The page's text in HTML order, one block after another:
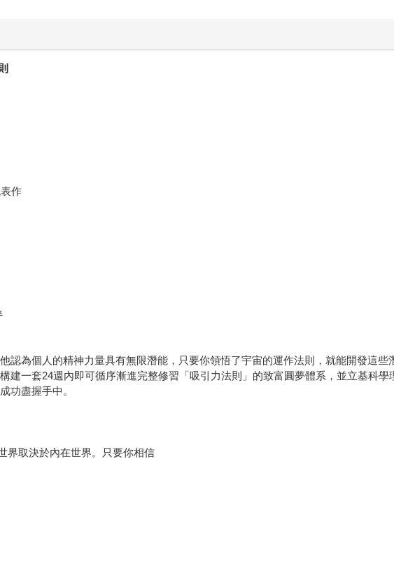
作
為個人的精神力量具有無限潛能，只要你領悟了宇宙的運作法則，就能開發這些
一套24週內即可循序漸進完整修習「吸引力法則」的致富圓夢體系，並立基科學
功盡握手中。
界取決於內在世界。只要你相信